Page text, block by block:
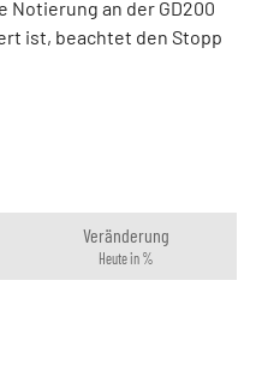
Notierung an der GD200
ist, beachtet den Stopp
Veränderung
Heute in %